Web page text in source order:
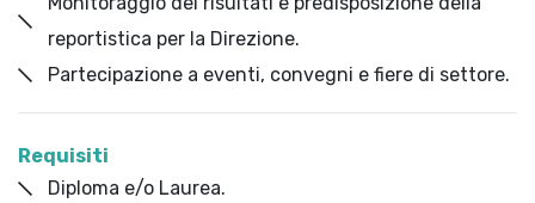
reportistica per la Direzione.
Partecipazione a eventi, convegni e fiere di settore.
Requisiti
Diploma e/o Laurea.